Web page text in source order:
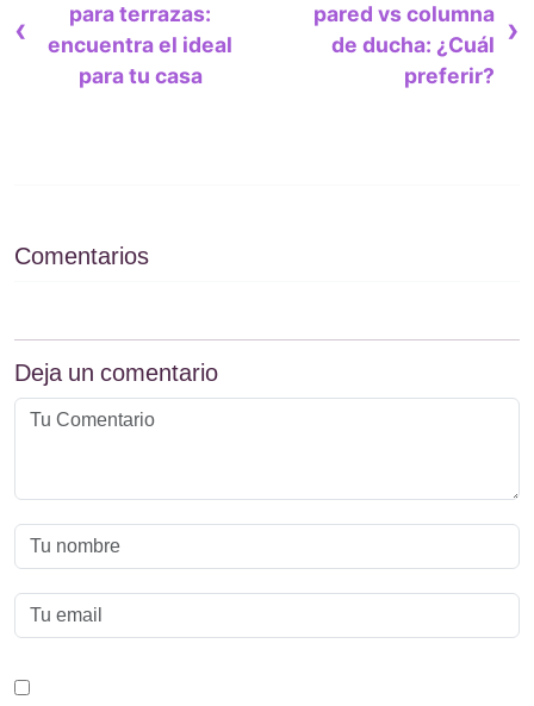
‹
para terrazas:
encuentra el ideal
para tu casa
pared vs columna
de ducha: ¿Cuál
preferir?
›
Comentarios
Deja un comentario